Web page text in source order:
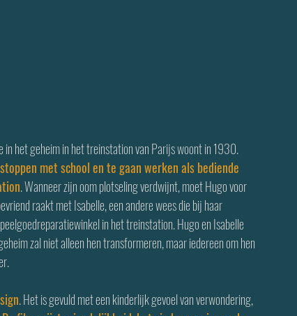
het geheim in het treinstation van Parijs woont in 1930.
met school en te gaan werken als bediende
. Wanneer zijn oom plotseling verdwijnt, moet Hugo voor
raakt met Isabelle, een andere wees die bij haar
in het treinstation. Hugo en Isabelle
zal niet alleen hen transformeren, maar iedereen om hen
. Het is gevuld met een kinderlijk gevoel van verwondering,